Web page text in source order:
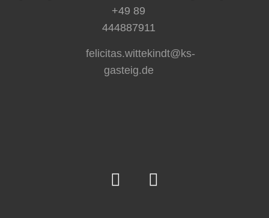
+49 89
444887911
felicitas.wittekindt@ks-
gasteig.de